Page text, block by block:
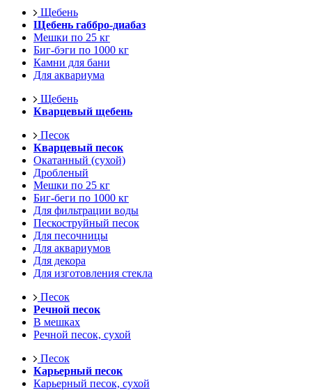
Щебень
Щебень габбро-диабаз
Мешки по 25 кг
Биг-бэги по 1000 кг
Камни для бани
Для аквариума
Щебень
Кварцевый щебень
Песок
Кварцевый песок
Окатанный (сухой)
Дробленый
Мешки по 25 кг
Биг-беги по 1000 кг
Для фильтрации воды
Пескоструйный песок
Для песочницы
Для аквариумов
Для декора
Для изготовления стекла
Песок
Речной песок
В мешках
Речной песок, сухой
Песок
Карьерный песок
Карьерный песок, сухой